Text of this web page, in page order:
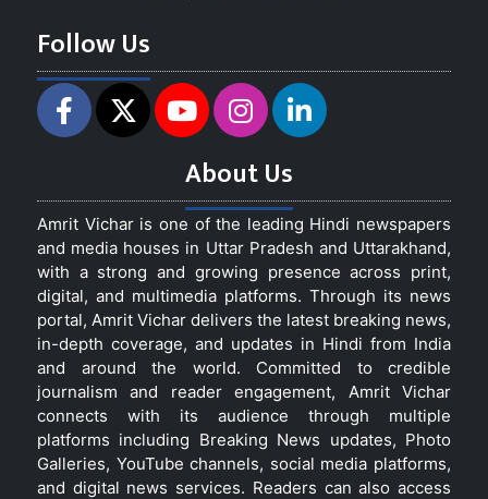
Follow Us
About Us
Amrit Vichar is one of the leading Hindi newspapers
and media houses in Uttar Pradesh and Uttarakhand,
with a strong and growing presence across print,
digital, and multimedia platforms. Through its news
portal, Amrit Vichar delivers the latest breaking news,
in-depth coverage, and updates in Hindi from India
and around the world. Committed to credible
journalism and reader engagement, Amrit Vichar
connects with its audience through multiple
platforms including Breaking News updates, Photo
Galleries, YouTube channels, social media platforms,
and digital news services. Readers can also access